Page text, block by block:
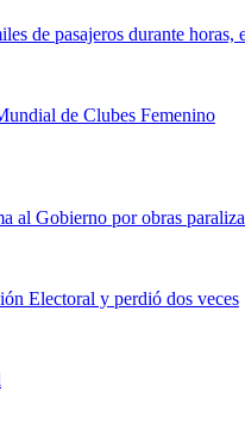
de pasajeros durante
de Clubes Femenino
al Gobierno por obras
Electoral y perdió dos veces